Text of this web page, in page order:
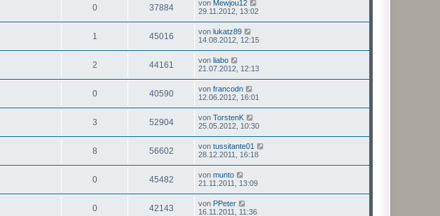
0 37884 von Mewjou12
29.11.2012, 13:02
1 45016 von lukatz89
14.08.2012, 12:15
2 44161 von liabo
21.07.2012, 12:13
0 40590 von francodn
12.06.2012, 16:01
3 52904 von TorstenK
25.05.2012, 10:30
8 56602 von tussitante01
28.12.2011, 16:18
0 45482 von munto
21.11.2011, 13:09
0 42143 von PPeter
16.11.2011, 11:36